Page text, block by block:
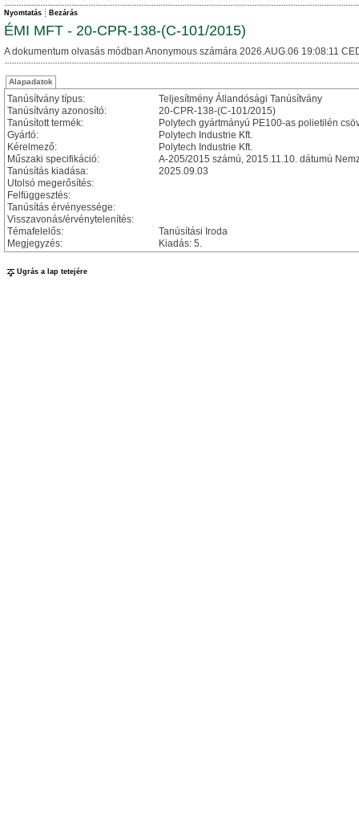
Nyomtatás Bezárás
ÉMI MFT - 20-CPR-138-(C-101/2015)
A dokumentum olvasás módban Anonymous számára 2026.AUG.06 19:08:11
Alapadatok
Tanúsítvány típus:
Teljesítmény Állandósági Tanúsítvány
Tanúsítvány azonosító:
20-CPR-138-(C-101/2015)
Tanúsított termék:
Polytech gyártmányú PE100-as polietilén
Gyártó:
Polytech Industrie Kft.
Kérelmező:
Polytech Industrie Kft.
Műszaki specifikáció:
A-205/2015 számú, 2015.11.10. dátumú
Tanúsítás kiadása:
2025.09.03
Utolsó megerősítés:
Felfüggesztés:
Tanúsítás érvényessége:
Visszavonás/érvénytelenítés:
Témafelelős:
Tanúsítási Iroda
Megjegyzés:
Kiadás: 5.
Ugrás a lap tetejére